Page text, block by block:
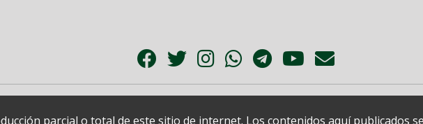
parcial o total de este sitio de internet. Los contenidos aquí publicados